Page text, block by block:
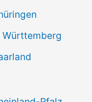
Württemberg